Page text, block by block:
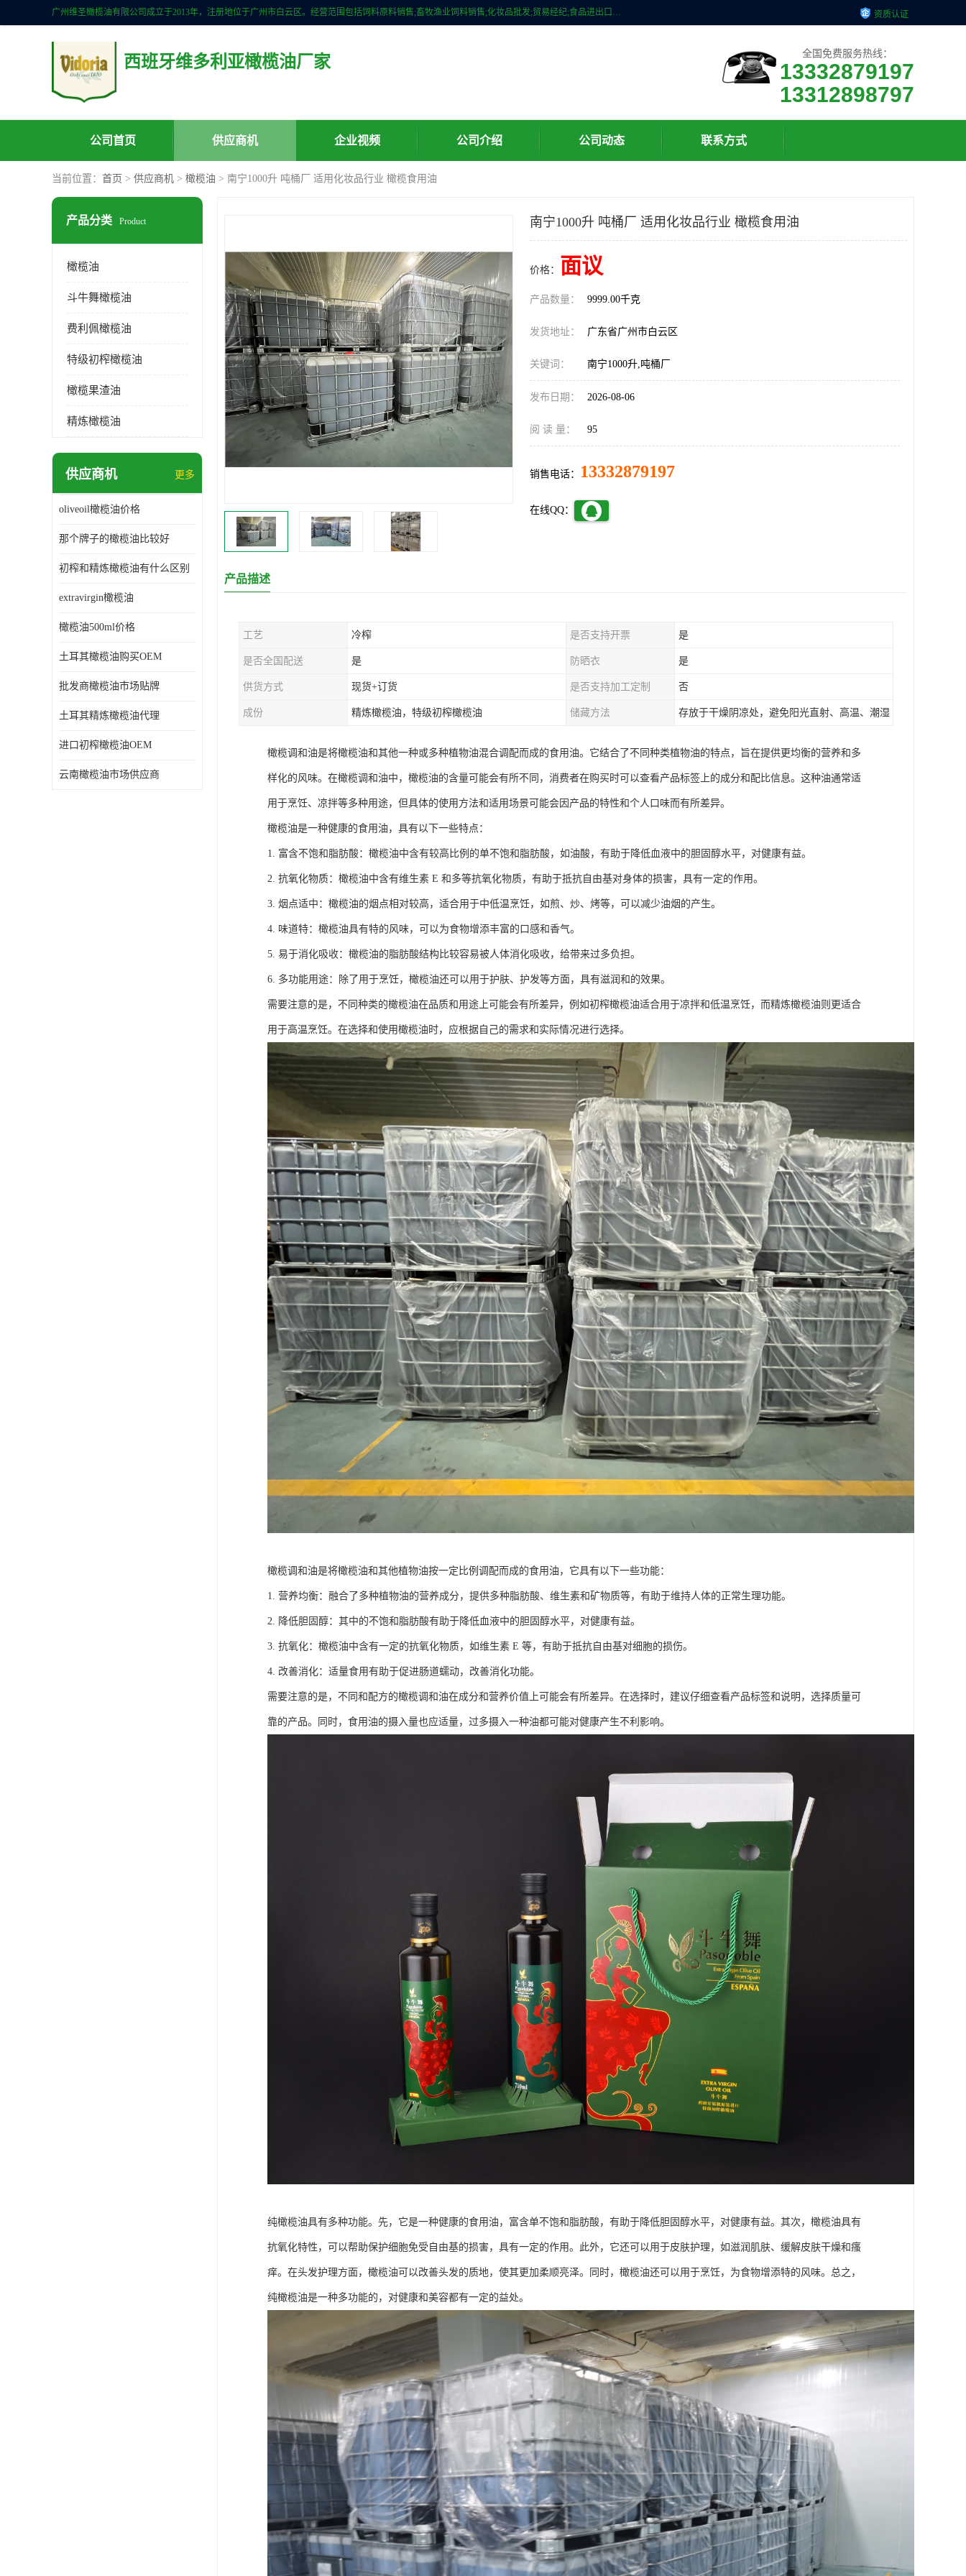
广州维圣橄榄油有限公司成立于2013年，注册地位于广州市白云区。经营范围包括饲料原料销售;畜牧渔业饲料销售;化妆品批发;贸易经纪;食品进出口等，主要产品有：橄榄果渣油，橄榄油，纯橄榄油等。 资质认证
西班牙维多利亚橄榄油厂家 全国免费服务热线：
13332879197
13312898797
公司首页 供应商机 企业视频 公司介绍 公司动态 联系方式
当前位置： 首页 > 供应商机 > 橄榄油 > 南宁1000升 吨桶厂 适用化妆品行业 橄榄食用油
产品分类 Product
橄榄油
斗牛舞橄榄油
费利佩橄榄油
特级初榨橄榄油
橄榄果渣油
精炼橄榄油
供应商机 更多
oliveoil橄榄油价格
那个牌子的橄榄油比较好
初榨和精炼橄榄油有什么区别
extravirgin橄榄油
橄榄油500ml价格
土耳其橄榄油购买OEM
批发商橄榄油市场贴牌
土耳其精炼橄榄油代理
进口初榨橄榄油OEM
云南橄榄油市场供应商
南宁1000升 吨桶厂 适用化妆品行业 橄榄食用油
价格： 面议
产品数量： 9999.00千克
发货地址： 广东省广州市白云区
关键词： 南宁1000升,吨桶厂
发布日期： 2026-08-06
阅 读 量： 95
销售电话： 13332879197
在线QQ：
产品描述
工艺 冷榨 是否支持开票 是
是否全国配送 是 防晒衣 是
供货方式 现货+订货 是否支持加工定制 否
成份 精炼橄榄油，特级初榨橄榄油 储藏方法 存放于干燥阴凉处，避免阳光直射、高温、潮湿
橄榄调和油是将橄榄油和其他一种或多种植物油混合调配而成的食用油。它结合了不同种类植物油的特点，旨在提供更均衡的营养和多
样化的风味。在橄榄调和油中，橄榄油的含量可能会有所不同，消费者在购买时可以查看产品标签上的成分和配比信息。这种油通常适
用于烹饪、凉拌等多种用途，但具体的使用方法和适用场景可能会因产品的特性和个人口味而有所差异。
橄榄油是一种健康的食用油，具有以下一些特点：
1. 富含不饱和脂肪酸：橄榄油中含有较高比例的单不饱和脂肪酸，如油酸，有助于降低血液中的胆固醇水平，对健康有益。
2. 抗氧化物质：橄榄油中含有维生素 E 和多等抗氧化物质，有助于抵抗自由基对身体的损害，具有一定的作用。
3. 烟点适中：橄榄油的烟点相对较高，适合用于中低温烹饪，如煎、炒、烤等，可以减少油烟的产生。
4. 味道特：橄榄油具有特的风味，可以为食物增添丰富的口感和香气。
5. 易于消化吸收：橄榄油的脂肪酸结构比较容易被人体消化吸收，给带来过多负担。
6. 多功能用途：除了用于烹饪，橄榄油还可以用于护肤、护发等方面，具有滋润和的效果。
需要注意的是，不同种类的橄榄油在品质和用途上可能会有所差异，例如初榨橄榄油适合用于凉拌和低温烹饪，而精炼橄榄油则更适合
用于高温烹饪。在选择和使用橄榄油时，应根据自己的需求和实际情况进行选择。
橄榄调和油是将橄榄油和其他植物油按一定比例调配而成的食用油，它具有以下一些功能：
1. 营养均衡：融合了多种植物油的营养成分，提供多种脂肪酸、维生素和矿物质等，有助于维持人体的正常生理功能。
2. 降低胆固醇：其中的不饱和脂肪酸有助于降低血液中的胆固醇水平，对健康有益。
3. 抗氧化：橄榄油中含有一定的抗氧化物质，如维生素 E 等，有助于抵抗自由基对细胞的损伤。
4. 改善消化：适量食用有助于促进肠道蠕动，改善消化功能。
需要注意的是，不同和配方的橄榄调和油在成分和营养价值上可能会有所差异。在选择时，建议仔细查看产品标签和说明，选择质量可
靠的产品。同时，食用油的摄入量也应适量，过多摄入一种油都可能对健康产生不利影响。
纯橄榄油具有多种功能。先，它是一种健康的食用油，富含单不饱和脂肪酸，有助于降低胆固醇水平，对健康有益。其次，橄榄油具有
抗氧化特性，可以帮助保护细胞免受自由基的损害，具有一定的作用。此外，它还可以用于皮肤护理，如滋润肌肤、缓解皮肤干燥和瘙
痒。在头发护理方面，橄榄油可以改善头发的质地，使其更加柔顺亮泽。同时，橄榄油还可以用于烹饪，为食物增添特的风味。总之，
纯橄榄油是一种多功能的，对健康和美容都有一定的益处。